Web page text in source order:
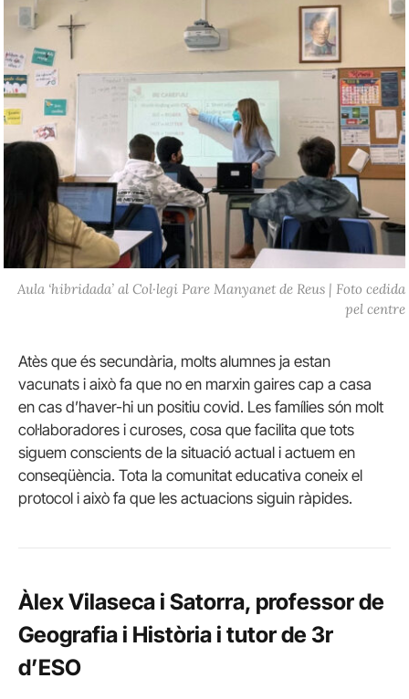
Aula ‘hibridada’ al Col·legi Pare Manyanet de Reus | Foto cedida
pel centre
Atès que és secundària, molts alumnes ja estan
vacunats i això fa que no en marxin gaires cap a casa
en cas d’haver-hi un positiu covid. Les famílies són molt
col·laboradores i curoses, cosa que facilita que tots
siguem conscients de la situació actual i actuem en
conseqüència. Tota la comunitat educativa coneix el
protocol i això fa que les actuacions siguin ràpides.
Àlex Vilaseca i Satorra, professor de
Geografia i Història i tutor de 3r
d’ESO